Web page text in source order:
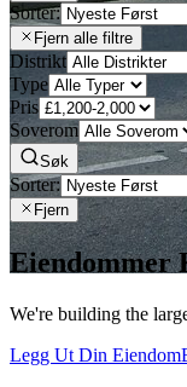
Sorter:
Fjern alle filtre
Distrikt
Type
Pris
Soverom
Søk
Sorter:
Fjern
Eiendommer
We're building the
Legg Ut Din Eiendom